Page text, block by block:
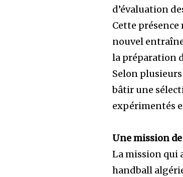
d’évaluation
Cette
nouvel
la préparation
Selon
bâtir une
expérimentés
Une mission
La mission qui
handball